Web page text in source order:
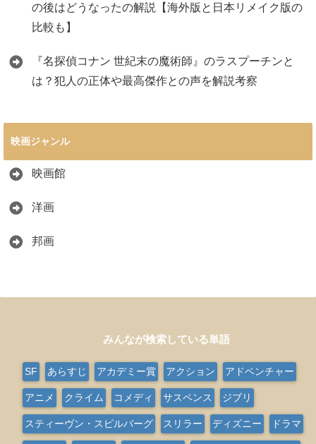
の後はどうなったの解説【海外版と日本リメイク版の
比較も】
『名探偵コナン 世紀末の魔術師』のラスプーチンと
は？犯人の正体や最高傑作との声を解説考察
映画ジャンル
映画館
洋画
邦画
みんなが検索している単語
SF あらすじ アカデミー賞 アクション アドベンチャー
アニメ クライム コメディ サスペンス ジブリ
スティーヴン・スピルバーグ スリラー ディズニー ドラマ